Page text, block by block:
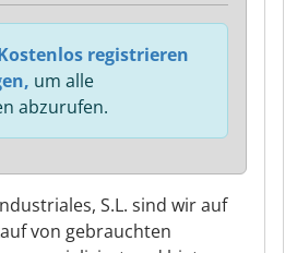
S.L. sind wir auf
von gebrauchten
registrieren
um alle
abzurufen.